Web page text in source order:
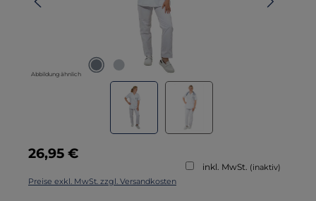
Abbildung ähnlich
Regulärer Preis:
26,95 €
inkl. MwSt. (inaktiv)
Preise exkl. MwSt. zzgl. Versandkosten